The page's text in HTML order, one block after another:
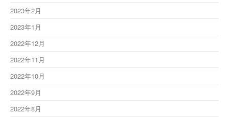
2023年2月
2023年1月
2022年12月
2022年11月
2022年10月
2022年9月
2022年8月